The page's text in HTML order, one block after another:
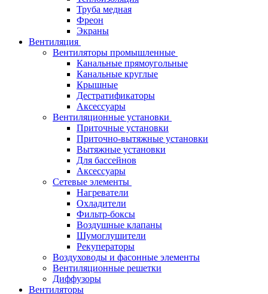
Труба медная
Фреон
Экраны
Вентиляция
Вентиляторы промышленные
Канальные прямоугольные
Канальные круглые
Крышные
Дестратификаторы
Аксессуары
Вентиляционные установки
Приточные установки
Приточно-вытяжные установки
Вытяжные установки
Для бассейнов
Аксессуары
Сетевые элементы
Нагреватели
Охладители
Фильтр-боксы
Воздушные клапаны
Шумоглушители
Рекуператоры
Воздуховоды и фасонные элементы
Вентиляционные решетки
Диффузоры
Вентиляторы